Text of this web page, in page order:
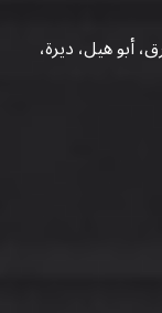
أبو هيل، ديرة،